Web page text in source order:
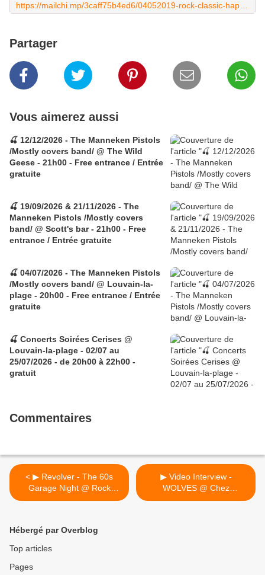
Partager
Vous aimerez aussi
🍒 12/12/2026 - The Manneken Pistols
/Mostly covers band/ @ The Wild
Geese - 21h00 - Free entrance / Entrée
gratuite
🍒 19/09/2026 & 21/11/2026 - The
Manneken Pistols /Mostly covers
band/ @ Scott's bar - 21h00 - Free
entrance / Entrée gratuite
🍒 04/07/2026 - The Manneken Pistols
/Mostly covers band/ @ Louvain-la-
plage - 20h00 - Free entrance / Entrée
gratuite
🍒 Concerts Soirées Cerises @
Louvain-la-plage - 02/07 au
25/07/2026 - de 20h00 à 22h00 -
gratuit
Commentaires
< ▶ Revolver - The 60s
Garage Night @ Rock
Classic - 01/05/2019 -
▶ Video Interview -
WOLVES @ Chez
Kaufmann (Soirées Cerises
Hébergé par Overblog
Top articles
Pages